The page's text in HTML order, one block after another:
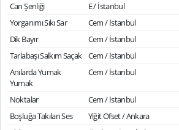
Can Şenliği
E / İstanbul
Yorganımı Sıkı Sar
Cem / İstanbul
Dik Bayır
Cem / İstanbul
Tarlabaşı Salkım Saçak Cem / İstanbul
Anılarda Yumak
Yumak
Cem / İstanbul
Noktalar Cem / İstanbul
Boşluğa Takılan Ses
Yiğit Ofset / Ankara